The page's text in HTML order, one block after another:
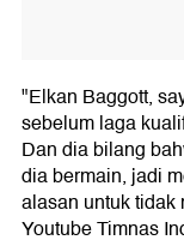
"Elkan Baggott,
sebelum laga
Dan dia bilang
dia bermain, jadi
alasan untuk
Youtube Timnas